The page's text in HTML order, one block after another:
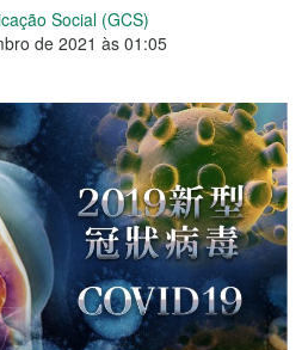
Social (GCS)
de 2021 às 01:05